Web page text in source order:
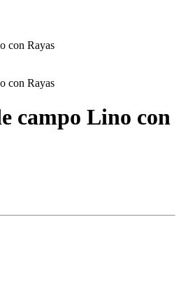
campo Lino con